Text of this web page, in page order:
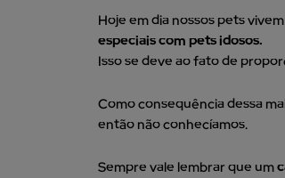
Hoje em dia nossos pets
especiais com pets idosos.
Isso se deve ao fato de
Como consequência dessa
então não conhecíamos.
Sempre vale lembrar que um